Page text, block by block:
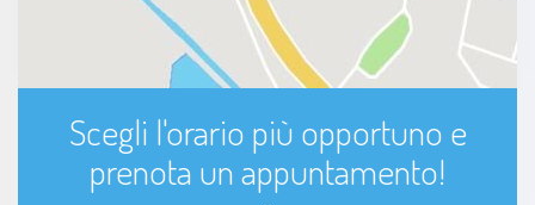
Scegli l'orario più opportuno e
prenota un appuntamento!